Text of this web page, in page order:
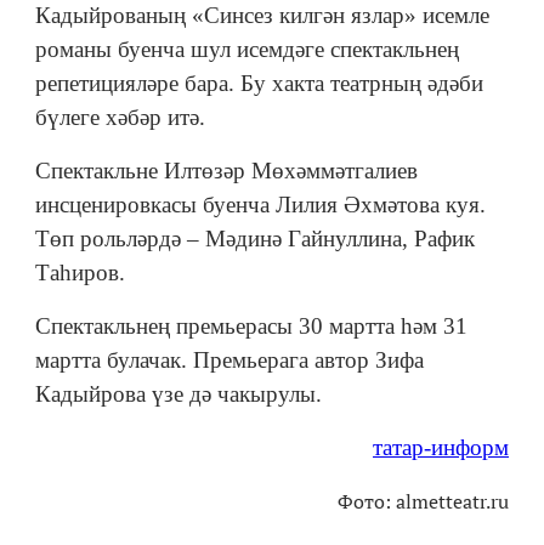
Кадыйрованың «Синсез килгән язлар» исемле
романы буенча шул исемдәге спектакльнең
репетицияләре бара. Бу хакта театрның әдәби
бүлеге хәбәр итә.
Спектакльне Илтөзәр Мөхәммәтгалиев
инсценировкасы буенча Лилия Әхмәтова куя.
Төп рольләрдә – Мәдинә Гайнуллина, Рафик
Таһиров.
Спектакльнең премьерасы 30 мартта hәм 31
мартта булачак. Премьерага автор Зифа
Кадыйрова үзе дә чакырулы.
татар-информ
Фото: almetteatr.ru